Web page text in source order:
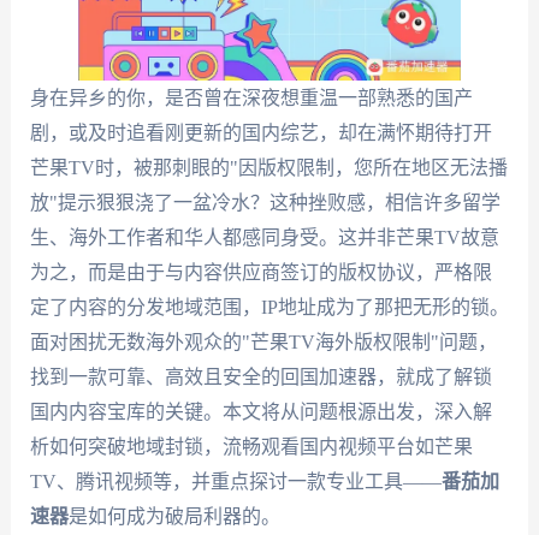
身在异乡的你，是否曾在深夜想重温一部熟悉的国产
剧，或及时追看刚更新的国内综艺，却在满怀期待打开
芒果TV时，被那刺眼的"因版权限制，您所在地区无法播
放"提示狠狠浇了一盆冷水？这种挫败感，相信许多留学
生、海外工作者和华人都感同身受。这并非芒果TV故意
为之，而是由于与内容供应商签订的版权协议，严格限
定了内容的分发地域范围，IP地址成为了那把无形的锁。
面对困扰无数海外观众的"芒果TV海外版权限制"问题，
找到一款可靠、高效且安全的回国加速器，就成了解锁
国内内容宝库的关键。本文将从问题根源出发，深入解
析如何突破地域封锁，流畅观看国内视频平台如芒果
TV、腾讯视频等，并重点探讨一款专业工具——番茄加
速器是如何成为破局利器的。